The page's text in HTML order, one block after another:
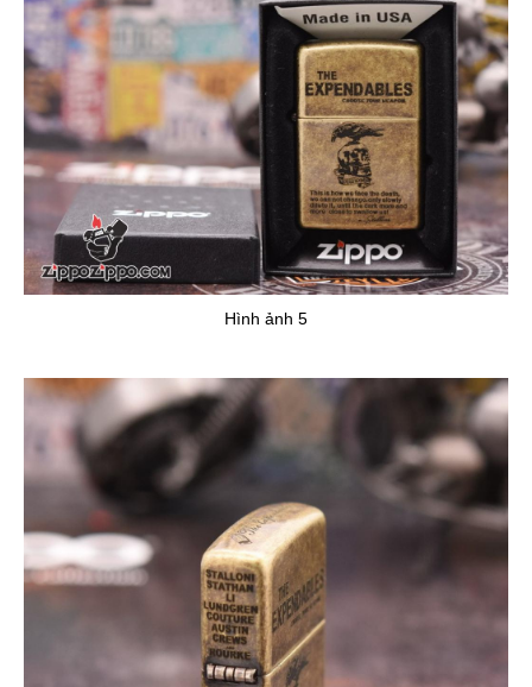
Hình ảnh 5